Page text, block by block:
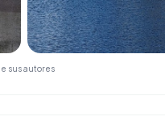
sus autores